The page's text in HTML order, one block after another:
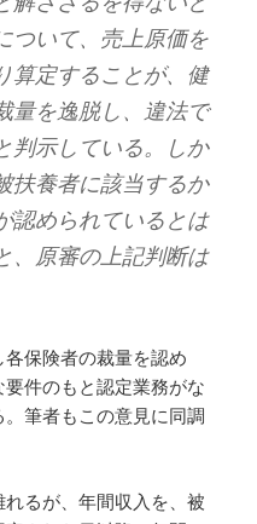
ついて、売上原価を
算定することが、健
量を逸脱し、違法で
判示している。しか
扶養者に該当するか
認められているとは
、原審の上記判断は
保険者の裁量を認め
件のもと認定業務がな
筆者もこの意見に同調
るが、年間収入を、被